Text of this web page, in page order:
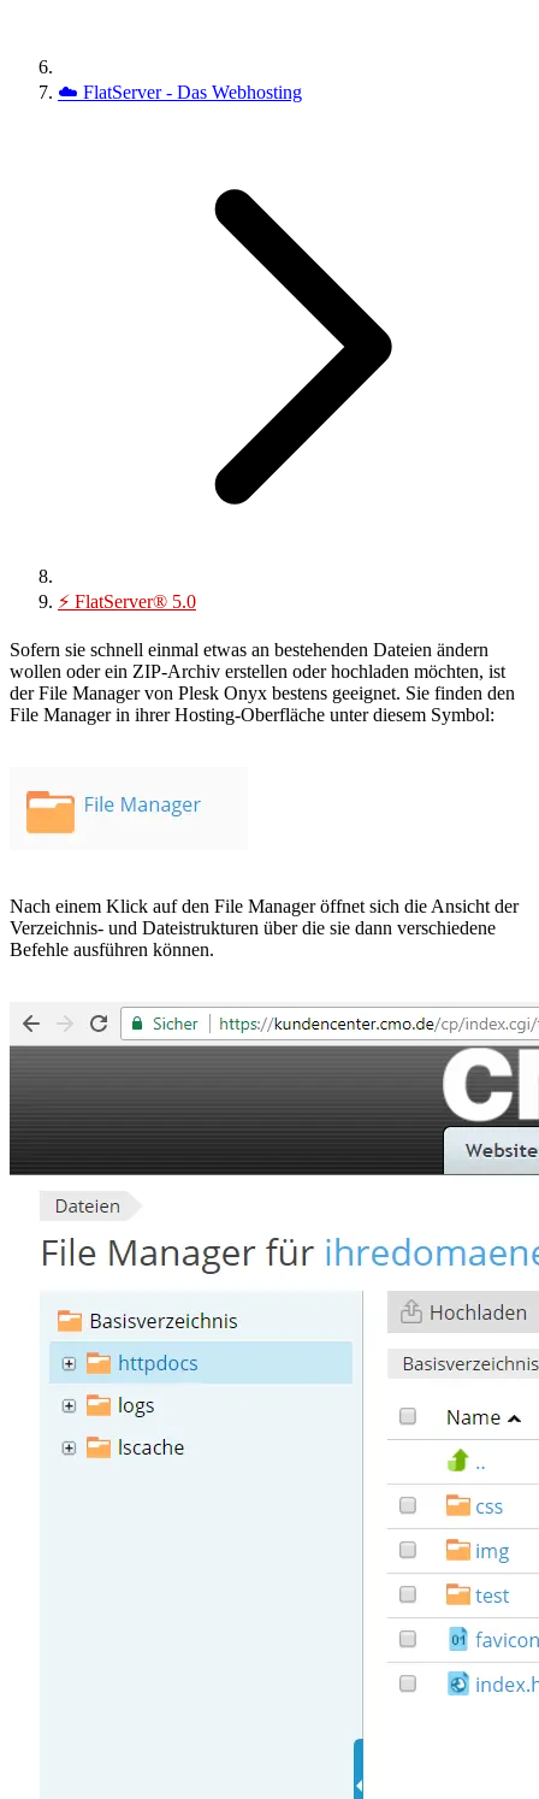
☁️ FlatServer - Das Webhosting
⚡ FlatServer® 5.0
Sofern sie schnell einmal etwas an bestehenden Dateien ändern
wollen oder ein ZIP-Archiv erstellen oder hochladen möchten, ist
der File Manager von Plesk Onyx bestens geeignet. Sie finden den
File Manager in ihrer Hosting-Oberfläche unter diesem Symbol:
Nach einem Klick auf den File Manager öffnet sich die Ansicht der
Verzeichnis- und Dateistrukturen über die sie dann verschiedene
Befehle ausführen können.